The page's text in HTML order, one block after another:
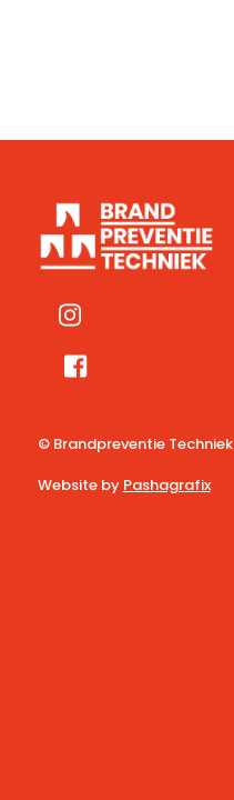
© Brandpreventie Techniek
Website by Pashagrafix